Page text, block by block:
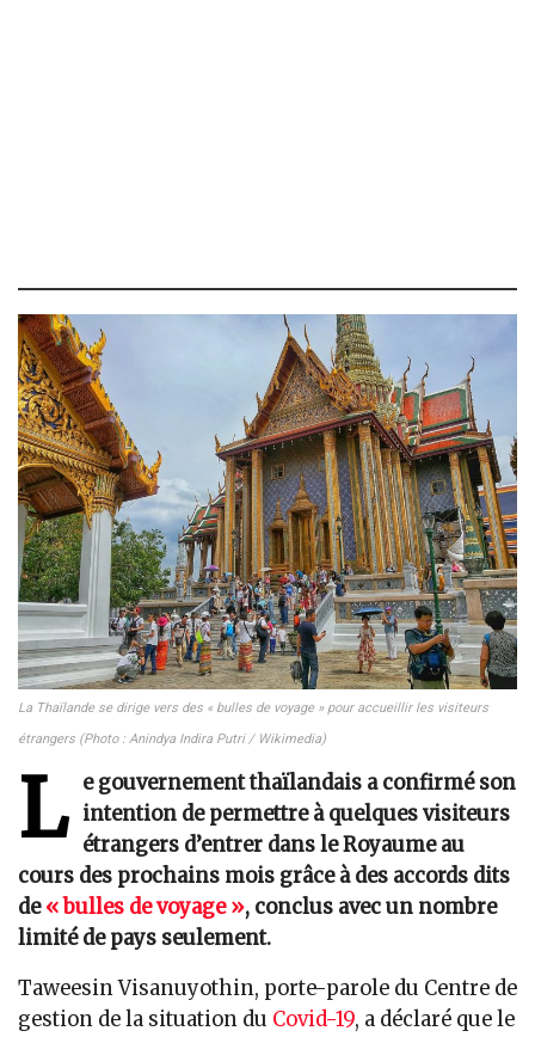
La Thaïlande se dirige vers des « bulles de voyage » pour accueillir les visiteurs
étrangers (Photo : Anindya Indira Putri / Wikimedia)
L
e gouvernement thaïlandais a confirmé son
intention de permettre à quelques visiteurs
étrangers d’entrer dans le Royaume au
cours des prochains mois grâce à des accords dits
de« bulles de voyage », conclus avec un nombre
limité de pays seulement.
Taweesin Visanuyothin, porte-parole du Centre de
gestion de la situation du Covid-19, a déclaré que le